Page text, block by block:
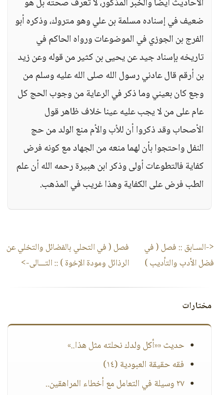
الأحاديث أيضا والخبر المذكور، لا تعرف صحته بل هو
ضعيف في إسناده مسلمة بن علي وهو متروك، وذكره أبو
الفرج بن الجوزي في الموضوعات ورواه الحاكم في
تاريخه بإسناد جيد عن يحيى بن كثير من قوله وعن زيد
بن أرقم قال عادني رسول الله صلى الله عليه وسلم من
وجع كان بعيني وما ذكر في الرعاية من وجوب الحج كل
عام على من لا يجب عليه عينا خلاف ظاهر قول
الأصحاب وقد ذكروا أن للأب والأم منع الولد من حج
النفل واحتجوا بأن لهما منعه من الجهاد مع كونه فرض
كفاية فالتطوعات أولى وذكر ابن هبيرة رحمه الله أن علم
الطب فرض على الكفاية وهذا غريب في المذهب.
<-السـابق :: فصل ( في
فضل الأدب والتأديب )
فصل ( في التحلي بالفضائل والتخلي عن
الرذائل ومودة الإخوة ) :: التـــالى->
مختارات
حديث ««أكل ولدك نحلته مثل هذا..»
فقه حقيقة العبودية (١٤)
٢٧ وسيلة في التعامل مع أخطاء المراهقين..